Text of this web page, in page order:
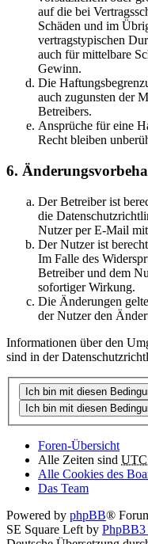
auf die bei
Schäden und im
vertragstypischen
auch für mittelbare
Gewinn.
Die
auch zugunsten der
Betreibers.
Ansprüche für eine
Recht bleiben
6.
Der Betreiber ist
die
Nutzer per E-Mail
Der Nutzer ist
Im Falle des
Betreiber und dem
sofortiger Wirkung.
Die Änderungen
der Nutzer den
Informationen über den
sind in der
Foren-Übersicht
Alle Zeiten sind
Alle Cookies des
Das Team
Powered by phpBB®
SE Square Left by